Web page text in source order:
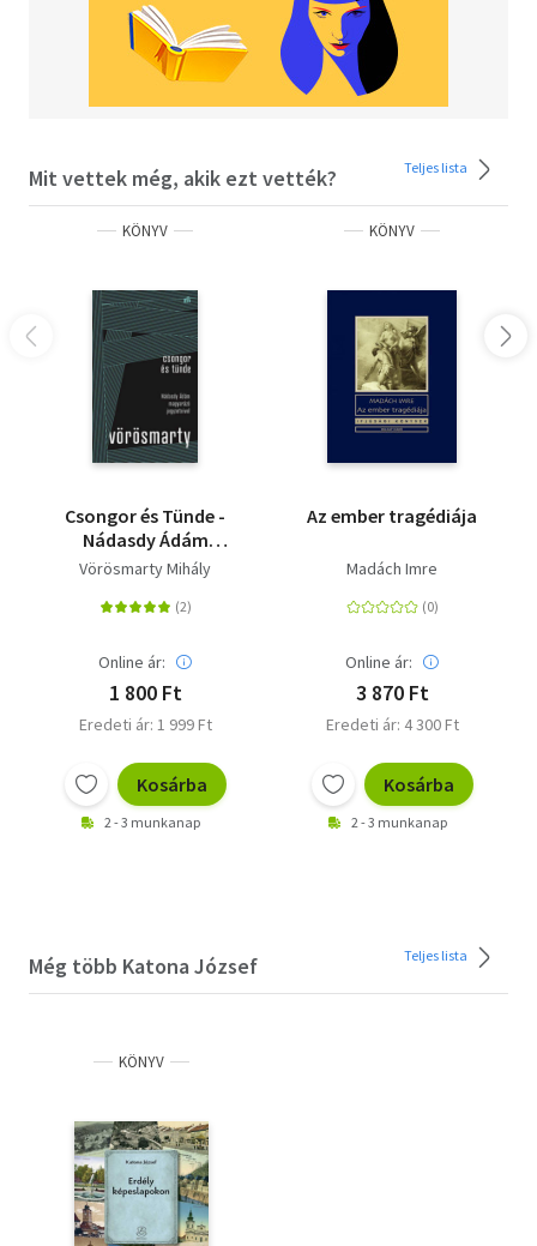
Mit vettek még, akik ezt vették? Teljes lista
KÖNYV
Csongor és Tünde -
Nádasdy Ádám
magyarázó
Vörösmarty Mihály
Online ár:
1 800 Ft
Eredeti ár: 1 999 Ft
Kosárba
2 - 3 munkanap
KÖNYV
Az ember tragédiája
Madách Imre
Online ár:
3 870 Ft
Eredeti ár: 4 300 Ft
Kosárba
2 - 3 munkanap
Még több Katona József Teljes lista
KÖNYV